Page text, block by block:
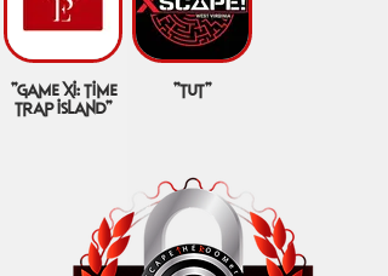
"game xi: time
trap island"
"tut"